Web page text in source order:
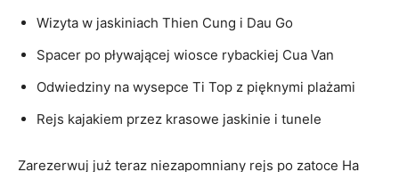
Wizyta‌ w jaskiniach Thien Cung i Dau Go
Spacer po pływającej wiosce ⁢rybackiej Cua Van
Odwiedziny ‍na wysepce Ti Top z pięknymi plażami
Rejs kajakiem‍ przez⁢ krasowe jaskinie i tunele
Zarezerwuj już ⁤teraz niezapomniany rejs po zatoce Ha